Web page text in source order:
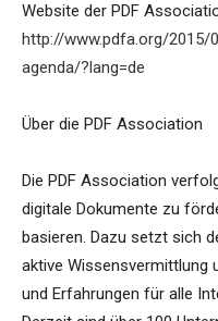
Website der PDF
http://www.pdfa.org/
agenda/?lang=de
Über die PDF Association
Die PDF Association
digitale Dokumente zu
basieren. Dazu setzt sich
aktive Wissensvermittlung
und Erfahrungen für alle